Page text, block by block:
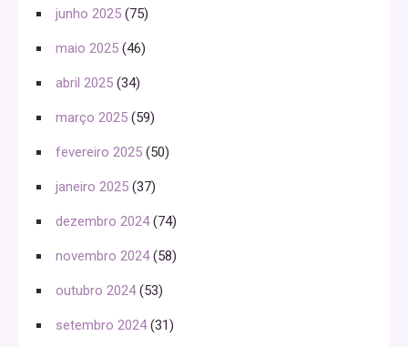
junho 2025 (75)
maio 2025 (46)
abril 2025 (34)
março 2025 (59)
fevereiro 2025 (50)
janeiro 2025 (37)
dezembro 2024(74)
novembro 2024(58)
outubro 2024(53)
setembro 2024(31)